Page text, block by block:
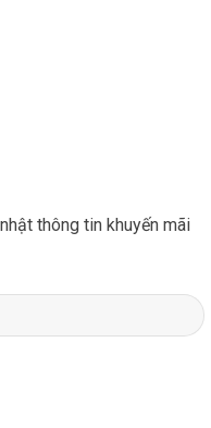
thông tin khuyến mãi